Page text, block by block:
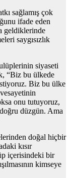
sağlamış çok
ifade eden
geldiklerinde
saygısızlık
siyaseti
“Biz bu ülkede
Biz bu ülke
onu tutuyoruz,
düzgün. Ama
doğal hiçbir
kısır
içerisindeki bir
kimseye